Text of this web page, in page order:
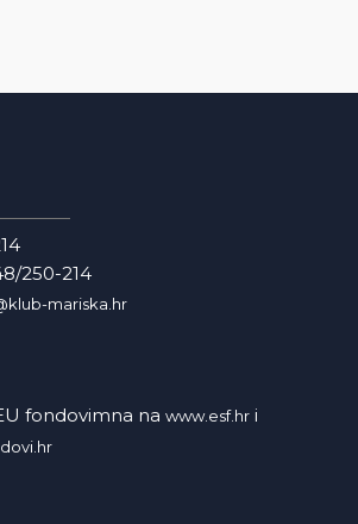
250-214
mariska.hr
fondovimna na www.esf.hr i